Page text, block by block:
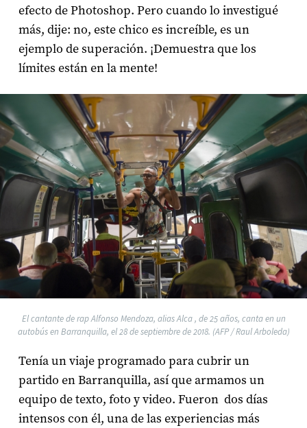
efecto de Photoshop. Pero cuando lo investigué
más, dije: no, este chico es increíble, es un
ejemplo de superación. ¡Demuestra que los
límites están en la mente!
El cantante de rap Alfonso Mendoza, alias Alca , de 25 años, canta en un
autobús en Barranquilla, el 28 de septiembre de 2018. (AFP / Raul Arboleda)
Tenía un viaje programado para cubrir un
partido en Barranquilla, así que armamos un
equipo de texto, foto y video. Fueron dos días
intensos con él, una de las experiencias más